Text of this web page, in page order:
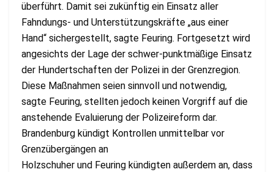
überführt. Damit sei zukünftig ein Einsatz aller
Fahndungs- und Unterstützungskräfte „aus einer
Hand“ sichergestellt, sagte Feuring. Fortgesetzt wird
angesichts der Lage der schwer-punktmäßige Einsatz
der Hundertschaften der Polizei in der Grenzregion.
Diese Maßnahmen seien sinnvoll und notwendig,
sagte Feuring, stellten jedoch keinen Vorgriff auf die
anstehende Evaluierung der Polizeireform dar.
Brandenburg kündigt Kontrollen unmittelbar vor
Grenzübergängen an
Holzschuher und Feuring kündigten außerdem an, dass